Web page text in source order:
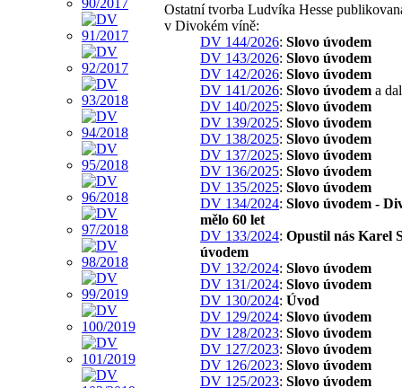
Ostatní tvorba Ludvíka Hesse
v Divokém víně:
DV 144/2026: Slovo úvodem
DV 143/2026: Slovo úvodem
DV 142/2026: Slovo úvodem
DV 141/2026: Slovo úvodem a
DV 140/2025: Slovo úvodem
DV 139/2025: Slovo úvodem
DV 138/2025: Slovo úvodem
DV 137/2025: Slovo úvodem
DV 136/2025: Slovo úvodem
DV 135/2025: Slovo úvodem
DV 134/2024: Slovo úvodem -
mělo 60 let
DV 133/2024: Opustil nás Karel
úvodem
DV 132/2024: Slovo úvodem
DV 131/2024: Slovo úvodem
DV 130/2024: Úvod
DV 129/2024: Slovo úvodem
DV 128/2023: Slovo úvodem
DV 127/2023: Slovo úvodem
DV 126/2023: Slovo úvodem
DV 125/2023: Slovo úvodem